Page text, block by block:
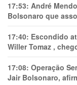
17:53: André
Bolsonaro que
17:40: Escondido
Willer Tomaz ,
17:08: Operação
Jair Bolsonaro,